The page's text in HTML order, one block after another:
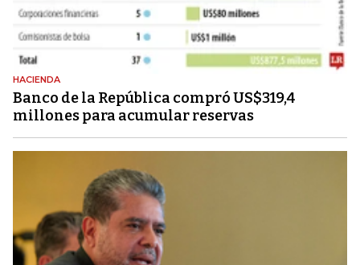
HACIENDA
Banco de la República compró US$319,4
millones para acumular reservas